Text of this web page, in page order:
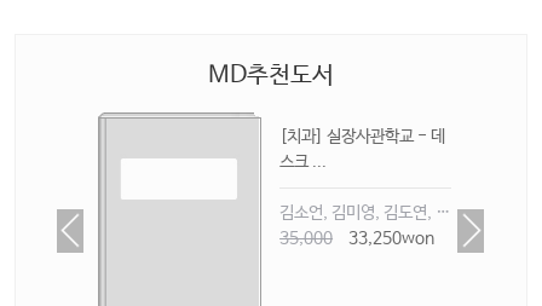
MD추천도서
[치과] 실장사관학교 - 데
스크 ...
김소언, 김미영, 김도연, 김영미
35,000
33,250won